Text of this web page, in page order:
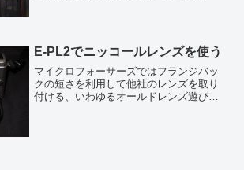
E-PL2でニッコールレンズを使う
マイクロフォーサーズではフランジバッ
クの短さを利用して他社のレンズを取り
付ける、いわゆるオールドレンズ遊びが